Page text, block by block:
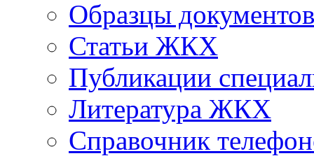
Образцы документов
Статьи ЖКХ
Публикации
Литература ЖКХ
Справочник